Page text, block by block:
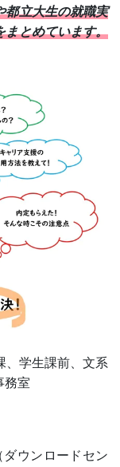
都立大生の就職実
まとめています。
学生課前、文系
務室
ダウンロードセン